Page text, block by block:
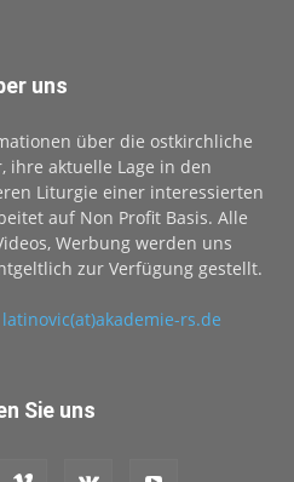
uns
über die ostkirchliche
ihre aktuelle Lage in den
Liturgie einer interessierten
auf Non Profit Basis. Alle
Werbung werden uns
zur Verfügung gestellt.
latinovic(at)akademie-rs.de
Sie uns